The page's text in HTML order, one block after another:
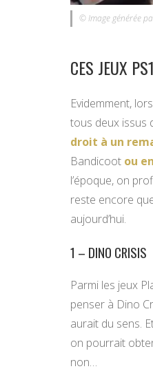
© Image générée
CES JEUX
Evidemment,
tous deux issus
droit à un
Bandicoot ou
l’époque, on
reste encore
aujourd’hui.
1 – DINO CRISIS
Parmi les jeux
penser à Dino
aurait du sens.
on pourrait
non…